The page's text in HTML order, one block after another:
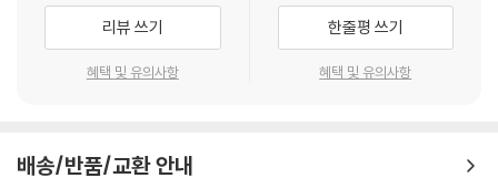
세상의 비정, 어른들의 그늘, 그리고 슬픔을
너무도 일찍 마주해야 했던 열 살 소녀 로냐의 아름다운 겨울
서로를 의지하며 살아가지만, 한겨울에도 오픈카를 타고 다니는 이들이 동
리뷰 쓰기
혜택 및 유의사항
한줄평 쓰기
혜택 및 유의사항
배송/반품/교환 안내